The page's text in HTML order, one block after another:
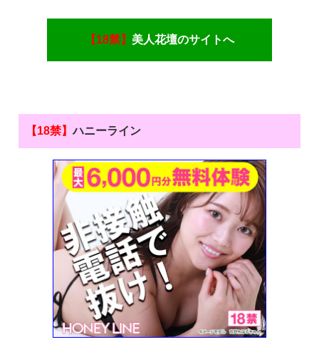
【18禁】 美人花壇のサイトへ
【18禁】ハニーライン